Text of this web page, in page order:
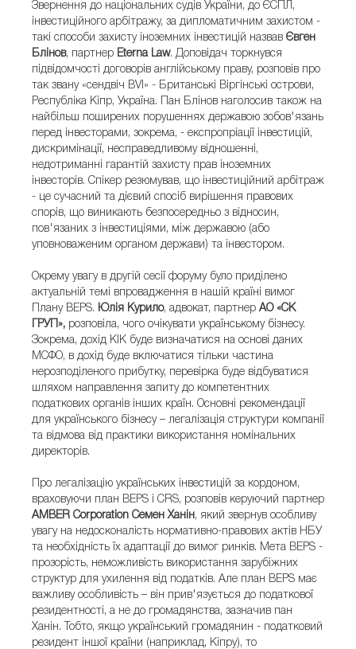
Звернення до національних судів України, до ЄСПЛ,
інвестиційного арбітражу, за дипломатичним захистом -
такі способи захисту іноземних інвестицій назвав Євген
Блінов, партнер Eterna Law. Доповідач торкнувся
підвідомчості договорів англійському праву, розповів про
так звану «сендвіч BVI» - Британські Віргінські острови,
Республіка Кіпр, Україна. Пан Блінов наголосив також на
найбільш поширених порушеннях державою зобов'язань
перед інвесторами, зокрема, - експропріації інвестицій,
дискримінації, несправедливому відношенні,
недотриманні гарантій захисту прав іноземних
інвесторів. Спікер резюмував, що інвестиційний арбітраж
- це сучасний та дієвий спосіб вирішення правових
спорів, що виникають безпосередньо з відносин,
пов'язаних з інвестиціями, між державою (або
уповноваженим органом держави) та інвестором.
Окрему увагу в другій сесії форуму було приділено
актуальній темі впровадження в нашій країні вимог
Плану BEPS. Юлія Курило, адвокат, партнер АО «СК
ГРУП», розповіла, чого очікувати українському бізнесу.
Зокрема, дохід КІК буде визначатися на основі даних
МСФО, в дохід буде включатися тільки частина
нерозподіленого прибутку, перевірка буде відбуватися
шляхом направлення запиту до компетентних
податкових органів інших країн. Основні рекомендації
для українського бізнесу – легалізація структури компанії
та відмова від практики використання номінальних
директорів.
Про легалізацію українських інвестицій за кордоном,
враховуючи план BEPS і CRS, розповів керуючий партнер
AMBER Corporation Семен Ханін, який звернув особливу
увагу на недосконалість нормативно-правових актів НБУ
та необхідність їх адаптації до вимог ринків. Мета BEPS -
прозорість, неможливість використання зарубіжних
структур для ухилення від податків. Але план BEPS має
важливу особливість – він прив'язується до податкової
резидентності, а не до громадянства, зазначив пан
Ханін. Тобто, якщо український громадянин - податковий
резидент іншої країни (наприклад, Кіпру), то